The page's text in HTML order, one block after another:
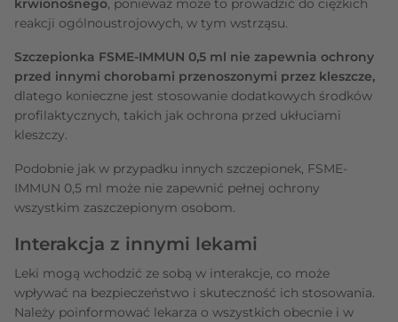
krwionośnego, ponieważ może to prowadzić do ciężkich
reakcji ogólnoustrojowych, w tym wstrząsu.
Szczepionka FSME-IMMUN 0,5 ml nie zapewnia ochrony
przed innymi chorobami przenoszonymi przez kleszcze,
dlatego konieczne jest stosowanie dodatkowych środków
profilaktycznych, takich jak ochrona przed ukłuciami
kleszczy.
Podobnie jak w przypadku innych szczepionek, FSME-
IMMUN 0,5 ml może nie zapewnić pełnej ochrony
wszystkim zaszczepionym osobom.
Interakcja z innymi lekami
Leki mogą wchodzić ze sobą w interakcje, co może
wpływać na bezpieczeństwo i skuteczność ich stosowania.
Należy poinformować lekarza o wszystkich obecnie i w